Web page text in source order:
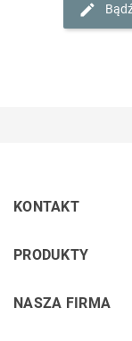
KONTAKT
PRODUKTY
NASZA FIRMA